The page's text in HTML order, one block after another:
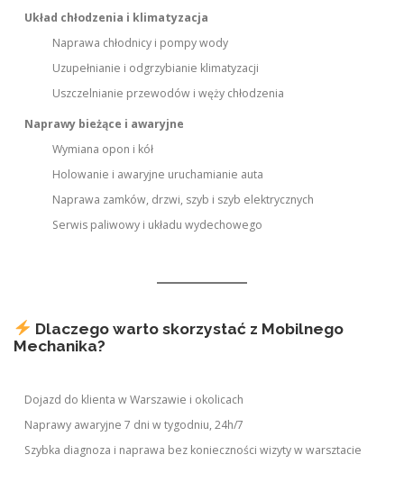
Układ chłodzenia i klimatyzacja
Naprawa chłodnicy i pompy wody
Uzupełnianie i odgrzybianie klimatyzacji
Uszczelnianie przewodów i węży chłodzenia
Naprawy bieżące i awaryjne
Wymiana opon i kół
Holowanie i awaryjne uruchamianie auta
Naprawa zamków, drzwi, szyb i szyb elektrycznych
Serwis paliwowy i układu wydechowego
Dlaczego warto skorzystać z Mobilnego
Mechanika?
Dojazd do klienta w Warszawie i okolicach
Naprawy awaryjne 7 dni w tygodniu, 24h/7
Szybka diagnoza i naprawa bez konieczności wizyty w warsztacie